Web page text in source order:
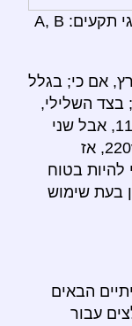
מתאם זה מאפשר לך להשתמש בסוגי תקעים: A, B
אם כי; בגלל
בצד השלילי,
שני תקעים להבים הם בדרך כלל 110v, אבל שני
המסופים המעוגלים הם בדרך כלל 220v, אז
בטוח
בעת שימוש
הבאים
עבור